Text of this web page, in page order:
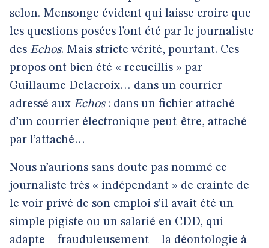
selon. Mensonge évident qui laisse croire que
les questions posées l’ont été par le journaliste
des Echos. Mais stricte vérité, pourtant. Ces
propos ont bien été « recueillis » par
Guillaume Delacroix… dans un courrier
adressé aux Echos: dans un fichier attaché
d’un courrier électronique peut-être, attaché
par l’attaché…
Nous n’aurions sans doute pas nommé ce
journaliste très « indépendant » de crainte de
le voir privé de son emploi s’il avait été un
simple pigiste ou un salarié en CDD, qui
adapte – frauduleusement – la déontologie à